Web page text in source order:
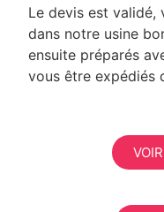
Le devis est validé,
dans notre usine
ensuite préparés
vous être expédiés